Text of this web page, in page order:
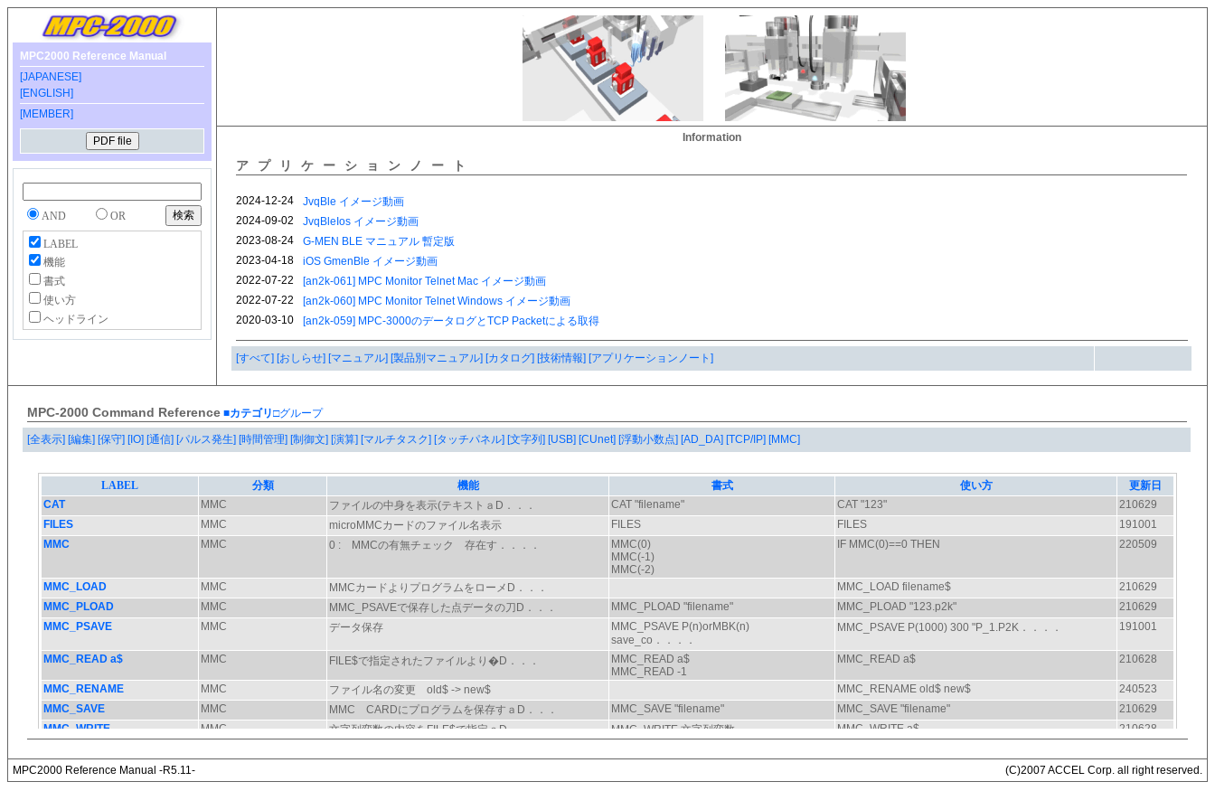
MPC2000 Reference Manual
[JAPANESE]
[ENGLISH]
[MEMBER]
AND OR
LABEL
機能
書式
使い方
ヘッドライン
Information
アプリケーションノート
[すべて] [おしらせ] [マニュアル] [製品別マニュアル] [カタログ] [技術情報] [アプリケーションノート]
MPC-2000 Command Reference ■カテゴリ□グループ
[全表示] [編集] [保守] [IO] [通信] [パルス発生] [時間管理] [制御文] [演算] [マルチタスク] [タッチパネル] [文字列] [USB] [CUnet] [浮動小数点] [AD_DA] [TCP/IP] [MMC]
MPC2000 Reference Manual -R5.11- (C)2007 ACCEL Corp. all right reserved.